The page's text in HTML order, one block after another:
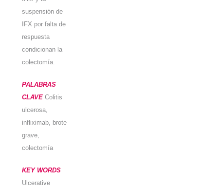
suspensión de
IFX por falta de
respuesta
condicionan la
colectomía.
PALABRAS
CLAVE Colitis
ulcerosa,
infliximab, brote
grave,
colectomía
KEY WORDS
Ulcerative